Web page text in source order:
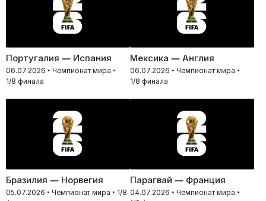
Португалия — Испания
06.07.2026 • Чемпионат мира •
1/8 финала
Мексика — Англия
06.07.2026 • Чемпионат мира •
1/8 финала
Бразилия — Норвегия
05.07.2026 • Чемпионат мира • 1/8
Парагвай — Франция
04.07.2026 • Чемпионат мира •